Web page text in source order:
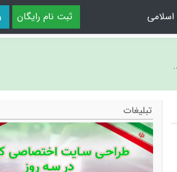
ثبت نام رایگان
تبلیغات